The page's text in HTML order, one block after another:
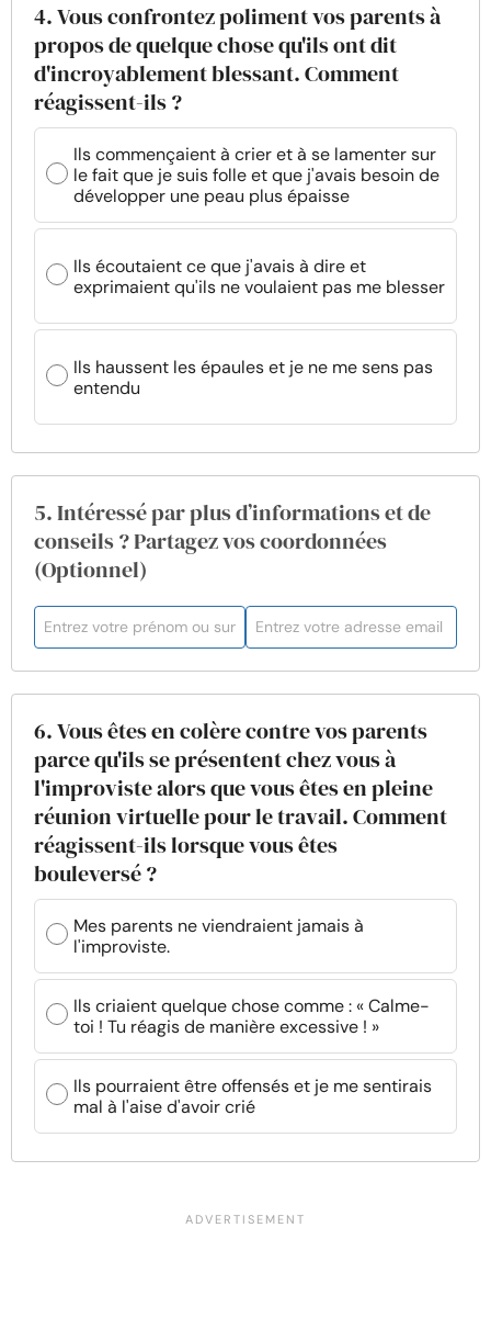
4. Vous confrontez poliment vos parents à
propos de quelque chose qu'ils ont dit
d'incroyablement blessant. Comment
réagissent-ils ?
Ils commençaient à crier et à se lamenter sur
le fait que je suis folle et que j'avais besoin de
développer une peau plus épaisse
Ils écoutaient ce que j'avais à dire et
exprimaient qu'ils ne voulaient pas me blesser
Ils haussent les épaules et je ne me sens pas
entendu
5. Intéressé par plus d’informations et de
conseils ? Partagez vos coordonnées
(Optionnel)
6. Vous êtes en colère contre vos parents
parce qu'ils se présentent chez vous à
l'improviste alors que vous êtes en pleine
réunion virtuelle pour le travail. Comment
réagissent-ils lorsque vous êtes
bouleversé ?
Mes parents ne viendraient jamais à
l'improviste.
Ils criaient quelque chose comme : « Calme-
toi ! Tu réagis de manière excessive ! »
Ils pourraient être offensés et je me sentirais
mal à l'aise d'avoir crié